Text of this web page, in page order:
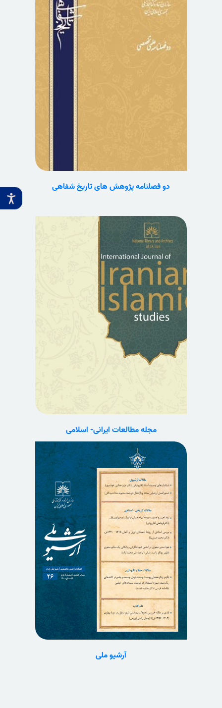
دو فصلنامه پژوهش های تاریخ شفاهی
مجله مطالعات ایرانی- اسلامی
آرشیو ملی